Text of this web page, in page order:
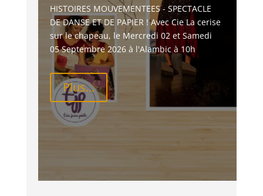
HISTOIRES MOUVEMENTEES - SPECTACLE
DE DANSE ET DE PAPIER ! Avec Cie La cerise
sur le chapeau, le Mercredi 02 et Samedi
05 Septembre 2026 à l'Alambic à 10h
Plus...